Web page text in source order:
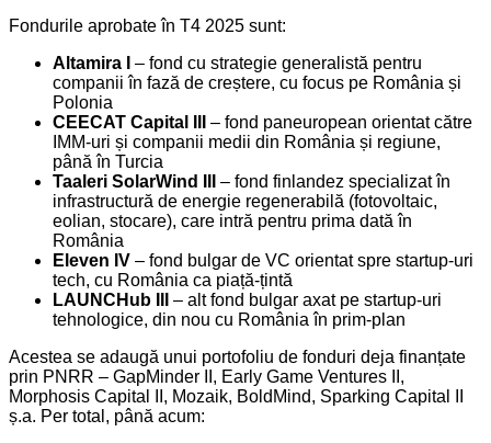
Fondurile aprobate în T4 2025 sunt:
Altamira I
– fond cu strategie generalistă pentru
companii în fază de creștere, cu focus pe România și
Polonia
CEECAT Capital III
– fond paneuropean orientat către
IMM-uri și companii medii din România și regiune,
până în Turcia
Taaleri SolarWind III
– fond finlandez specializat în
infrastructură de energie regenerabilă (fotovoltaic,
eolian, stocare), care intră pentru prima dată în
România
Eleven IV – fond bulgar de VC orientat spre startup-uri
tech, cu România ca piață-țintă
LAUNCHub III
– alt fond bulgar axat pe startup-uri
tehnologice, din nou cu România în prim-plan
Acestea se adaugă unui portofoliu de fonduri deja finanțate
prin PNRR – GapMinder II, Early Game Ventures II,
Morphosis Capital II, Mozaik, BoldMind, Sparking Capital II
ș.a. Per total, până acum: